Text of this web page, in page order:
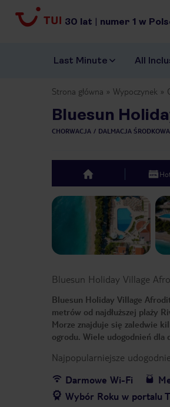
30 lat | numer 1 w
Last Minute All
Strona główna Wypoczynek
Bluesun
CHORWACJA DALMACJA ŚRODKOWA
top
Previous slide
Bluesun Holiday Village
Bluesun Holiday Village
metrów od najdłuższej plaży
Morze znajduje się zaledwie
ogrodu. Wiele udogodnień dla
Najpopularniejsze
Darmowe Wi-Fi
Wybór Roku w portalu